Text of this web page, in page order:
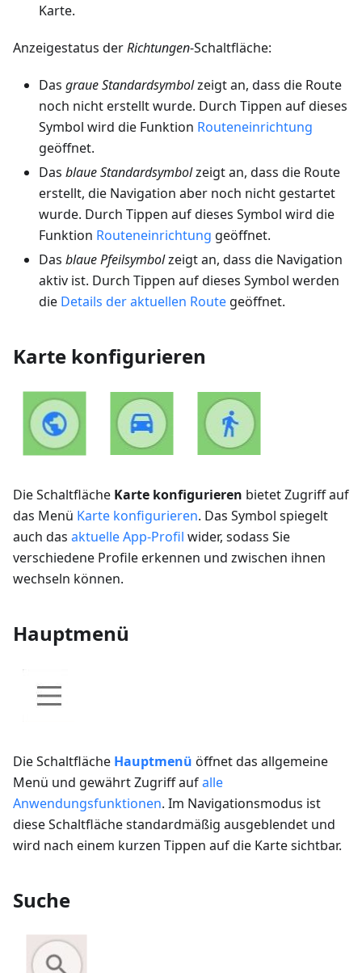
Karte.
Anzeigestatus derRichtungen-Schaltfläche:
Das graue Standardsymbolzeigt an, dass die Route
noch nicht erstellt wurde. Durch Tippen auf dieses
Symbol wird die Funktion Routeneinrichtung
geöffnet.
Das blaue Standardsymbolzeigt an, dass die Route
erstellt, die Navigation aber noch nicht gestartet
wurde. Durch Tippen auf dieses Symbol wird die
Funktion Routeneinrichtung geöffnet.
Das blaue Pfeilsymbolzeigt an, dass die Navigation
aktiv ist. Durch Tippen auf dieses Symbol werden
die Details der aktuellen Route geöffnet.
Karte konfigurieren
Die Schaltfläche Karte konfigurieren bietet Zugriff auf
das Menü Karte konfigurieren. Das Symbol spiegelt
auch das aktuelle App-Profil wider, sodass Sie
verschiedene Profile erkennen und zwischen ihnen
wechseln können.
Hauptmenü
Die Schaltfläche Hauptmenü öffnet das allgemeine
Menü und gewährt Zugriff aufalle
Anwendungsfunktionen. Im Navigationsmodus ist
diese Schaltfläche standardmäßig ausgeblendet und
wird nach einem kurzen Tippen auf die Karte sichtbar.
Suche